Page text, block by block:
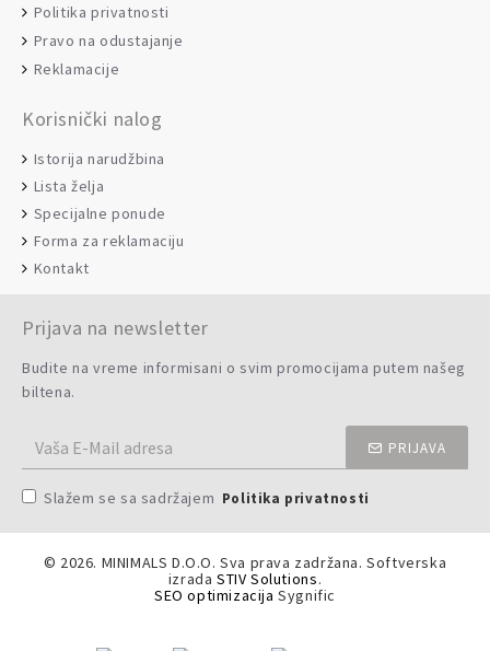
Politika privatnosti
Pravo na odustajanje
Reklamacije
Korisnički nalog
Istorija narudžbina
Lista želja
Specijalne ponude
Forma za reklamaciju
Kontakt
Prijava na newsletter
Budite na vreme informisani o svim promocijama putem našeg
biltena.
PRIJAVA
Slažem se sa sadržajem Politika privatnosti
© 2026. MINIMALS D.O.O. Sva prava zadržana. Softverska
izradaSTIV Solutions.
SEO optimizacija Sygnific